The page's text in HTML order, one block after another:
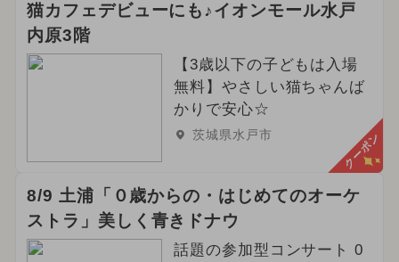
猫カフェデビューにも♪イオンモール水戸
内原3階
【3歳以下の子どもは入場
無料】やさしい猫ちゃんば
かりで安心☆
茨城県水戸市 クーポン
8/9 土浦「０歳からの・はじめてのオーケ
ストラ」美しく青きドナウ
話題の参加型コンサート 0